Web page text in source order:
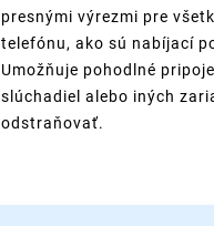
presnými výrezmi pre
telefónu, ako sú nabíjací
Umožňuje pohodlné
slúchadiel alebo iných
odstraňovať.